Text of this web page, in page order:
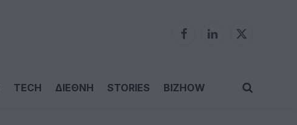
FacebookLinkedIn
X
TECH ΔΙΕΘΝΗ STORIES BIZHOW